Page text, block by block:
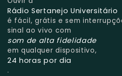
Rádio Sertanejo Universitário
é fácil, grátis e sem
sinal ao vivo com
som de alta fidelidade
em qualquer dispositivo,
24 horas por dia
.